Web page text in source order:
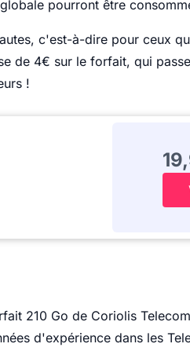
pourront être
c'est-à-dire pour ceux
de 4€ sur le forfait, qui
!
210 Go de Coriolis
d'expérience dans les